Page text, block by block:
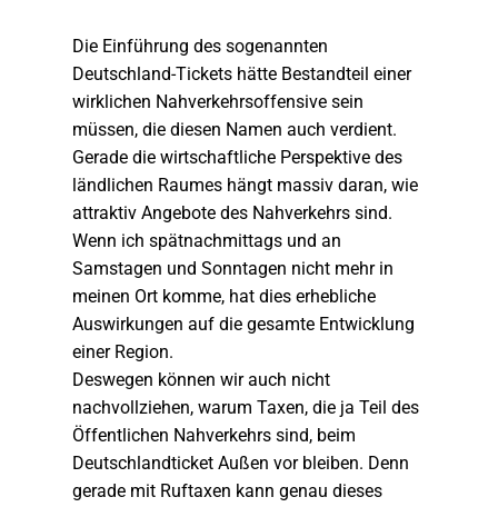
Die Einführung des sogenannten
Deutschland-Tickets hätte Bestandteil einer
wirklichen Nahverkehrsoffensive sein
müssen, die diesen Namen auch verdient.
Gerade die wirtschaftliche Perspektive des
ländlichen Raumes hängt massiv daran, wie
attraktiv Angebote des Nahverkehrs sind.
Wenn ich spätnachmittags und an
Samstagen und Sonntagen nicht mehr in
meinen Ort komme, hat dies erhebliche
Auswirkungen auf die gesamte Entwicklung
einer Region.
Deswegen können wir auch nicht
nachvollziehen, warum Taxen, die ja Teil des
Öffentlichen Nahverkehrs sind, beim
Deutschlandticket Außen vor bleiben. Denn
gerade mit Ruftaxen kann genau dieses